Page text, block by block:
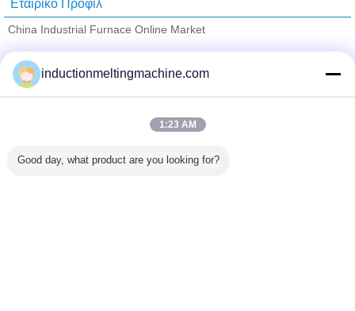
Εταιρικό Προφίλ
China Industrial Furnace Online Market
Trust Seal
Verified Suplier
Όλα τα Προϊόντα
inductionmeltingmachine.com
1:23 AM
Good day, what product are you looking for?